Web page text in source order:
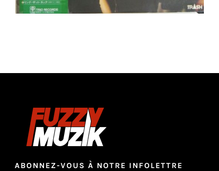
ABONNEZ-VOUS À NOTRE INFOLETTRE